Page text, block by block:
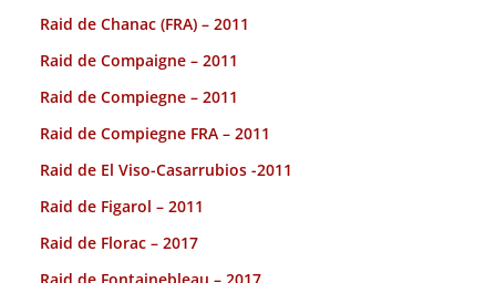
Raid de Chanac (FRA) – 2011
Raid de Compaigne – 2011
Raid de Compiegne – 2011
Raid de Compiegne FRA – 2011
Raid de El Viso-Casarrubios -2011
Raid de Figarol – 2011
Raid de Florac – 2017